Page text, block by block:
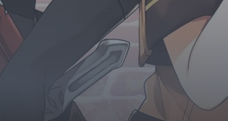
Tragedy